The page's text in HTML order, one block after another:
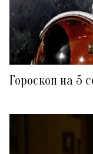
Гороскоп на 5